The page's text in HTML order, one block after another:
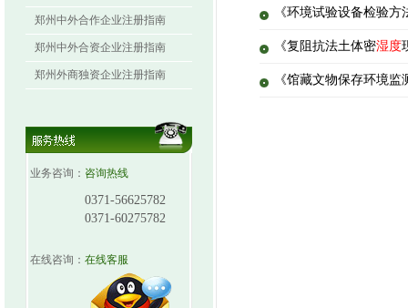
郑州中外合作企业注册指南
郑州中外合资企业注册指南
郑州外商独资企业注册指南
业务咨询： 咨询热线
0371-56625782
0371-60275782
在线咨询： 在线客服
《环境试验设备检验
《复阻抗法土体密湿度
《馆藏文物保存环境监